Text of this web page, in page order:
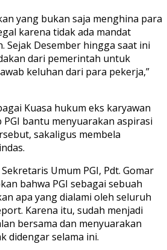
yang bukan saja menghina para
karena tidak ada mandat
Sejak Desember hingga saat ini
dari pemerintah untuk
keluhan dari para pekerja,”
Kuasa hukum eks karyawan
bantu menyuarakan aspirasi
sakaligus membela
Umum PGI, Pdt. Gomar
bahwa PGI sebagai sebuah
apa yang dialami oleh seluruh
Karena itu, sudah menjadi
bersama dan menyuarakan
didengar selama ini.